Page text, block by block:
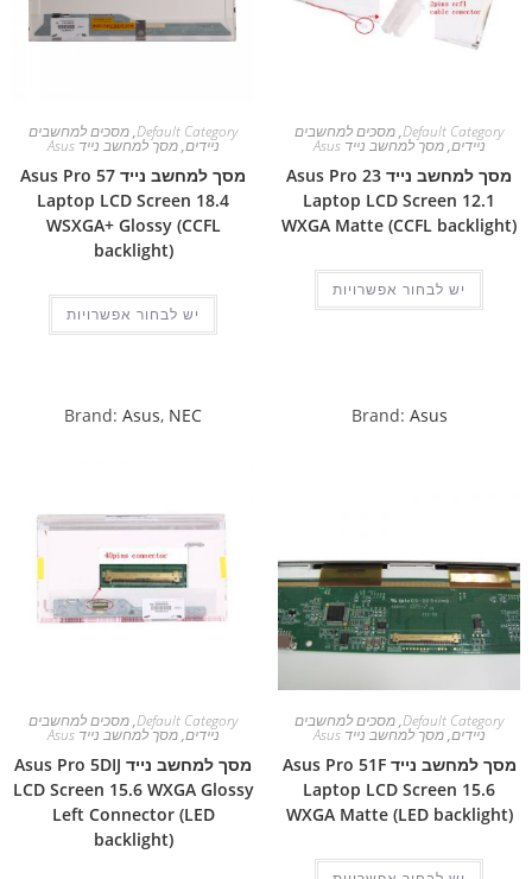
Default Category
,מסכים למחשבים
ניידים,מסך למחשב נייד Asus
מסך למחשב נייד Asus Pro 23
Laptop LCD Screen 12.1
WXGA Matte (CCFL backlight)
יש לבחור אפשרויות
Default Category
,מסכים למחשבים
ניידים,מסך למחשב נייד Asus
מסך למחשב נייד Asus Pro 57
Laptop LCD Screen 18.4
WSXGA+ Glossy (CCFL
backlight)
יש לבחור אפשרויות
Brand: Asus
Default Category
,מסכים למחשבים
ניידים,מסך למחשב נייד Asus
מסך למחשב נייד Asus Pro 51F
Laptop LCD Screen 15.6
WXGA Matte (LED backlight)
Brand: Asus, NEC
Default Category
,מסכים למחשבים
ניידים,מסך למחשב נייד Asus
מסך למחשב נייד Asus Pro 5DIJ
LCD Screen 15.6 WXGA Glossy
Left Connector (LED
backlight)